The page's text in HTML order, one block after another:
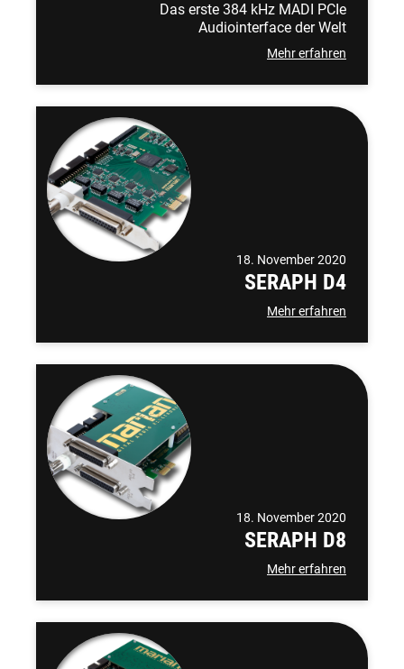
Das erste 384 kHz MADI PCIe
Audiointerface der Welt
Mehr erfahren
18. November 2020
SERAPH D4
Mehr erfahren
18. November 2020
SERAPH D8
Mehr erfahren